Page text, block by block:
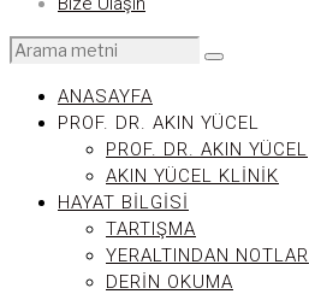
ANASAYFA
PROF. DR. AKIN YÜCEL
PROF. DR. AKIN YÜCEL
AKIN YÜCEL KLINIK
HAYAT BILGISI
TARTIŞMA
YERALTINDAN NOTLAR
DERIN OKUMA